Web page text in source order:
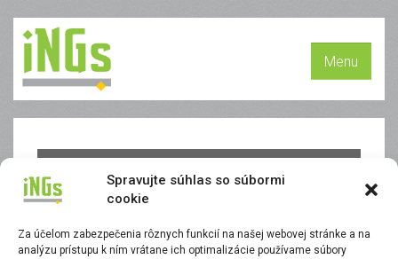
Spravujte súhlas so súbormi
cookie
Za účelom zabezpečenia rôznych funkcií na našej webovej stránke a na
analýzu prístupu k ním vrátane ich optimalizácie používame súbory
Menu
OpenSite Designer – cvičenia